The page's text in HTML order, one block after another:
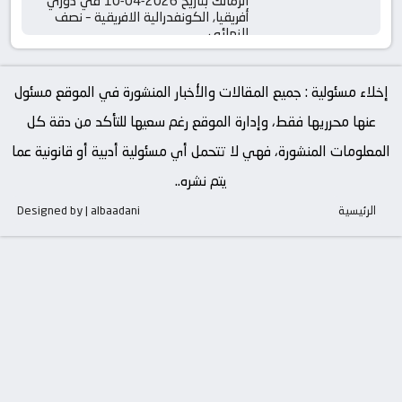
أفريقيا, الكونفدرالية الافريقية – نصف
النهائي
إخلاء مسئولية : جميع المقالات والأخبار المنشورة في الموقع مسئول
عنها محرريها فقط، وإدارة الموقع رغم سعيها للتأكد من دقة كل
المعلومات المنشورة، فهي لا تتحمل أي مسئولية أدبية أو قانونية عما
يتم نشره..
Designed by | albaadani الرئيسية